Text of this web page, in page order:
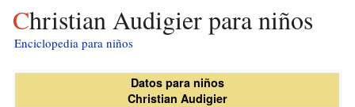
Christian Audigier para niños
Enciclopedia para niños
Datos para niños
Christian Audigier